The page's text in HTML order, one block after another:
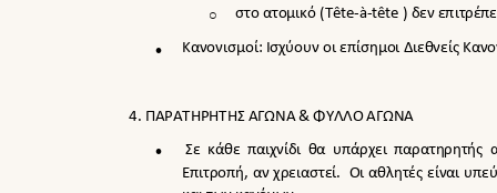

o
στο ατομικό (Tête-à-tête ) δεν
Κανονισμοί: Ισχύουν οι επίσημοι Διεθνείς
4. ΠΑΡΑΤΗΡΗΤΗΣ ΑΓΩΝΑ & ΦΥΛΛΟ ΑΓΩΝΑ

Σε κάθε παιχνίδι θα υπάρχει
Επιτροπή, αν χρειαστεί.
Οι αθλητές είναι